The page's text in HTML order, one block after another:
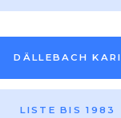
DÄLLEBACH KARI
LISTE BIS 1983